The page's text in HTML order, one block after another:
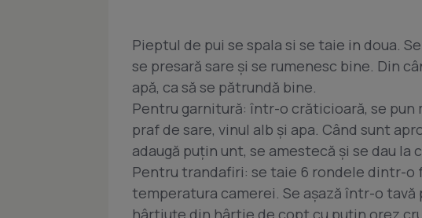
Pieptul de pui se spala si se taie in doua.
se presară sare şi se rumenesc bine. Din
apă, ca să se pătrundă bine.
Pentru garnitură: într-o crăticioară, se pun
praf de sare, vinul alb şi apa. Când sunt
adaugă puţin unt, se amestecă şi se dau
Pentru trandafiri: se taie 6 rondele dintr-o
temperatura camerei. Se aşază într-o